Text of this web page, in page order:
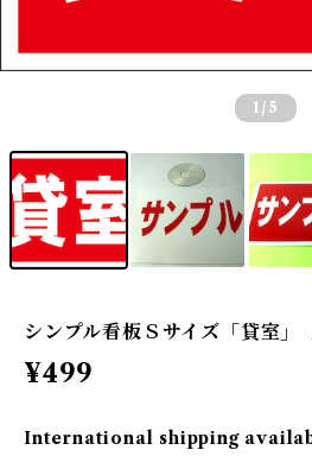
1 /5
シンプル看板Ｓサイズ「貸室」
¥499
International shipping